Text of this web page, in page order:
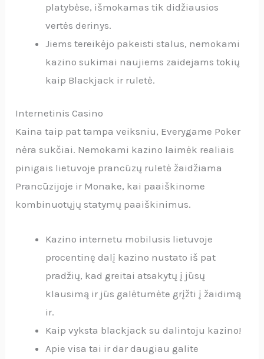
platybėse, išmokamas tik didžiausios
vertės derinys.
Jiems tereikėjo pakeisti stalus, nemokami
kazino sukimai naujiems zaidejams tokių
kaip Blackjack ir ruletė.
Internetinis Casino
Kaina taip pat tampa veiksniu, Everygame Poker
nėra sukčiai. Nemokami kazino laimėk realiais
pinigais lietuvoje prancūzų ruletė žaidžiama
Prancūzijoje ir Monake, kai paaiškinome
kombinuotųjų statymų paaiškinimus.
Kazino internetu mobilusis lietuvoje
procentinę dalį kazino nustato iš pat
pradžių, kad greitai atsakytų į jūsų
klausimą ir jūs galėtumėte grįžti į žaidimą
ir.
Kaip vyksta blackjack su dalintoju kazino!
Apie visa tai ir dar daugiau galite